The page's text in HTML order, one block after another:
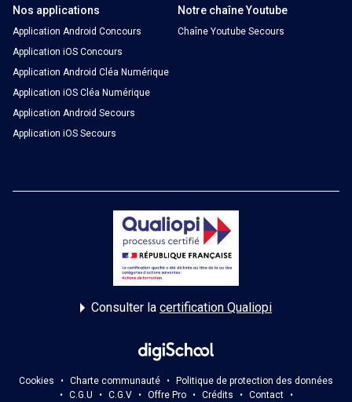
Nos applications
Application Android Concours
Application iOS Concours
Application Android Cléa Numérique
Application iOS Cléa Numérique
Application Android Secours
Application iOS Secours
Notre chaîne Youtube
Chaîne Youtube Secours
Consulter la certification Qualiopi
Cookies • Charte communauté • Politique de protection des données
•
C.G.U • C.G.V • Offre Pro • Crédits • Contact
•